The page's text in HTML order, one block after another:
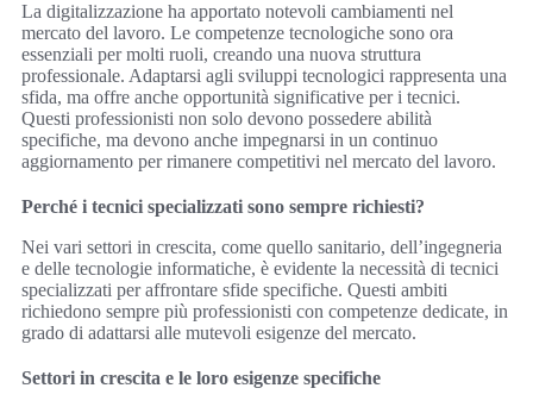
La digitalizzazione ha apportato notevoli cambiamenti nel
mercato del lavoro. Le competenze tecnologiche sono ora
essenziali per molti ruoli, creando una nuova struttura
professionale. Adaptarsi agli sviluppi tecnologici rappresenta una
sfida, ma offre anche opportunità significative per i tecnici.
Questi professionisti non solo devono possedere abilità
specifiche, ma devono anche impegnarsi in un continuo
aggiornamento per rimanere competitivi nel mercato del lavoro.
Perché i tecnici specializzati sono sempre richiesti?
Nei vari settori in crescita, come quello sanitario, dell’ingegneria
e delle tecnologie informatiche, è evidente la necessità di tecnici
specializzati per affrontare sfide specifiche. Questi ambiti
richiedono sempre più professionisti con competenze dedicate, in
grado di adattarsi alle mutevoli esigenze del mercato.
Settori in crescita e le loro esigenze specifiche